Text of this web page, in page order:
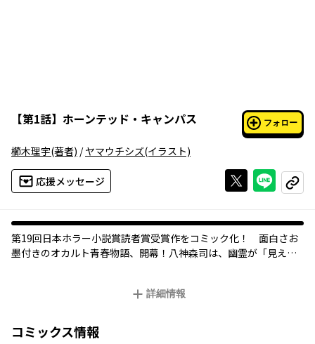
【第1話】 ホーンテッド・キャンパス フォロー
櫛木理宇(著者) /ヤマウチシズ(イラスト)
応援メッセージ Xで投稿する
ライン
コピー
第19回日本ホラー小説賞読者賞受賞作をコミック化！ 面白さお
墨付きのオカルト青春物語、開幕！八神森司は、幽霊が「見えて
染みが、壁に浮き出るという悩みが寄せられ……。
詳細情報
コミックス情報